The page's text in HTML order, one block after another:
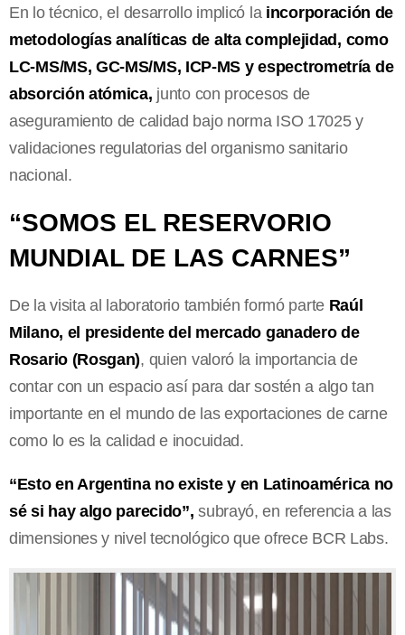
En lo técnico, el desarrollo implicó la incorporación de
metodologías analíticas de alta complejidad, como
LC-MS/MS, GC-MS/MS, ICP-MS y espectrometría de
absorción atómica, junto con procesos de
aseguramiento de calidad bajo norma ISO 17025 y
validaciones regulatorias del organismo sanitario
nacional.
“SOMOS EL RESERVORIO
MUNDIAL DE LAS CARNES”
De la visita al laboratorio también formó parte Raúl
Milano, el presidente del mercado ganadero de
Rosario (Rosgan), quien valoró la importancia de
contar con un espacio así para dar sostén a algo tan
importante en el mundo de las exportaciones de carne
como lo es la calidad e inocuidad.
“Esto en Argentina no existe y en Latinoamérica no
sé si hay algo parecido”, subrayó, en referencia a las
dimensiones y nivel tecnológico que ofrece BCR Labs.